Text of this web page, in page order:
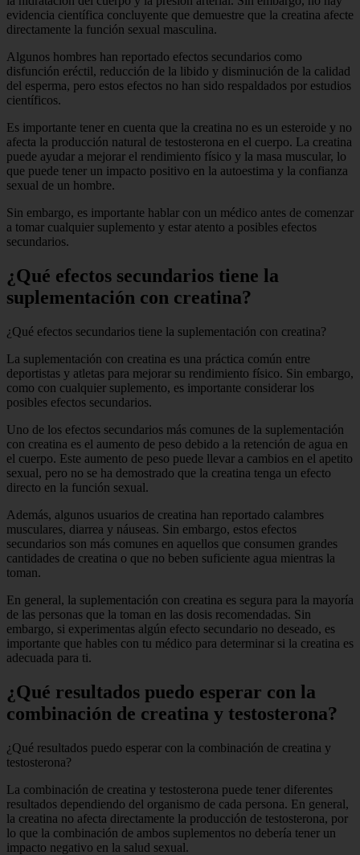
evidencia científica concluyente que demuestre que la creatina afecte
directamente la función sexual masculina.
Algunos hombres han reportado efectos secundarios como
disfunción eréctil, reducción de la libido y disminución de la calidad
del esperma, pero estos efectos no han sido respaldados por estudios
científicos.
Es importante tener en cuenta que la creatina no es un esteroide y no
afecta la producción natural de testosterona en el cuerpo. La creatina
puede ayudar a mejorar el rendimiento físico y la masa muscular, lo
que puede tener un impacto positivo en la autoestima y la confianza
sexual de un hombre.
Sin embargo, es importante hablar con un médico antes de comenzar
a tomar cualquier suplemento y estar atento a posibles efectos
secundarios.
¿Qué efectos secundarios tiene la
suplementación con creatina?
¿Qué efectos secundarios tiene la suplementación con creatina?
La suplementación con creatina es una práctica común entre
deportistas y atletas para mejorar su rendimiento físico. Sin embargo,
como con cualquier suplemento, es importante considerar los
posibles efectos secundarios.
Uno de los efectos secundarios más comunes de la suplementación
con creatina es el aumento de peso debido a la retención de agua en
el cuerpo. Este aumento de peso puede llevar a cambios en el apetito
sexual, pero no se ha demostrado que la creatina tenga un efecto
directo en la función sexual.
Además, algunos usuarios de creatina han reportado calambres
musculares, diarrea y náuseas. Sin embargo, estos efectos
secundarios son más comunes en aquellos que consumen grandes
cantidades de creatina o que no beben suficiente agua mientras la
toman.
En general, la suplementación con creatina es segura para la mayoría
de las personas que la toman en las dosis recomendadas. Sin
embargo, si experimentas algún efecto secundario no deseado, es
importante que hables con tu médico para determinar si la creatina es
adecuada para ti.
¿Qué resultados puedo esperar con la
combinación de creatina y testosterona?
¿Qué resultados puedo esperar con la combinación de creatina y
testosterona?
La combinación de creatina y testosterona puede tener diferentes
resultados dependiendo del organismo de cada persona. En general,
la creatina no afecta directamente la producción de testosterona, por
lo que la combinación de ambos suplementos no debería tener un
impacto negativo en la salud sexual.